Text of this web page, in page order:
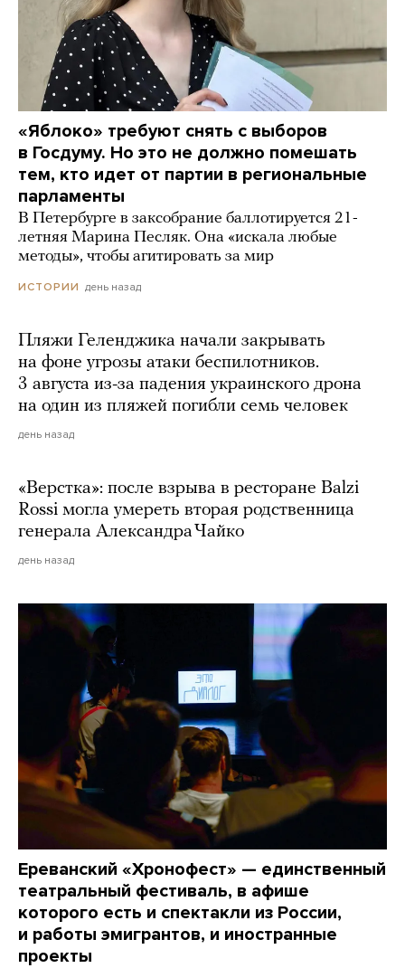
«Яблоко» требуют снять с выборов
в Госдуму. Но это не должно помешать
тем, кто идет от партии в региональные
парламенты
В Петербурге в заксобрание баллотируется 21-
летняя Марина Песляк. Она «искала любые
методы», чтобы агитировать за мир
ИСТОРИИ день назад
Пляжи Геленджика начали закрывать
на фоне угрозы атаки беспилотников.
3 августа из-за падения украинского дрона
на один из пляжей погибли семь человек
день назад
«Верстка»: после взрыва в ресторане Balzi
Rossi могла умереть вторая родственница
генерала Александра Чайко
день назад
Ереванский «Хронофест» — единственный
театральный фестиваль, в афише
которого есть и спектакли из России,
и работы эмигрантов, и иностранные
проекты